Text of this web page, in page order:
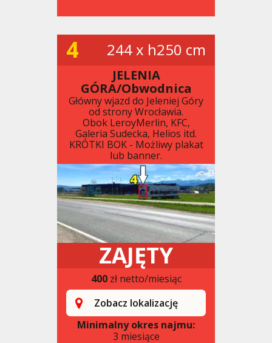
4 244 x h250 cm
JELENIA
GÓRA/Obwodnica
Główny wjazd do Jeleniej Góry
od strony Wrocławia.
Obok LeroyMerlin, KFC,
Galeria Sudecka, Helios itd.
KRÓTKI BOK - Możliwy plakat
lub banner.
ZAJĘTY
400zł netto/miesiąc
Zobacz lokalizację
Minimalny okres najmu:
3 miesiące